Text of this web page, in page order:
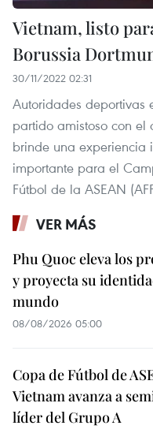
Vietnam, listo
Borussia
30/11/2022 02:31
Autoridades deportivas
partido amistoso con el
brinde una experiencia
importante para el
Fútbol de la ASEAN
VER MÁS
Phu Quoc eleva los
y proyecta su
mundo
08/08/2026 05:00
Copa de Fútbol de
Vietnam avanza a
líder del Grupo A